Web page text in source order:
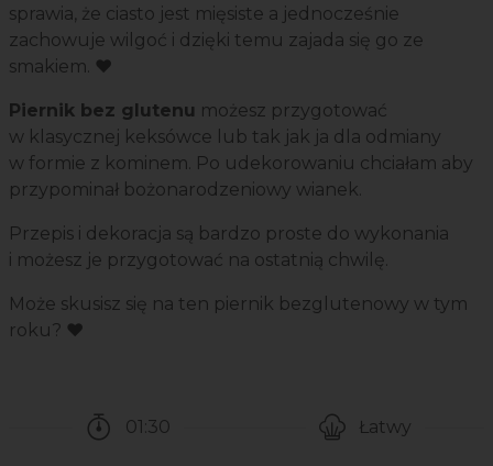
sprawia, że ciasto jest mięsiste a jednocześnie
zachowuje wilgoć i dzięki temu zajada się go ze
smakiem. ❤️
Piernik bez glutenu możesz przygotować
w klasycznej keksówce lub tak jak ja dla odmiany
w formie z kominem. Po udekorowaniu chciałam aby
przypominał bożonarodzeniowy wianek.
Przepis i dekoracja są bardzo proste do wykonania
i możesz je przygotować na ostatnią chwilę.
Może skusisz się na ten piernik bezglutenowy w tym
roku? ❤️
01:30
Łatwy